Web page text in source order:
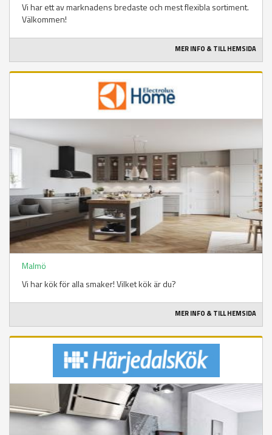
Vi har ett av marknadens bredaste och mest flexibla sortiment.
Välkommen!
MER INFO & TILL HEMSIDA
Malmö
Vi har kök för alla smaker! Vilket kök är du?
MER INFO & TILL HEMSIDA